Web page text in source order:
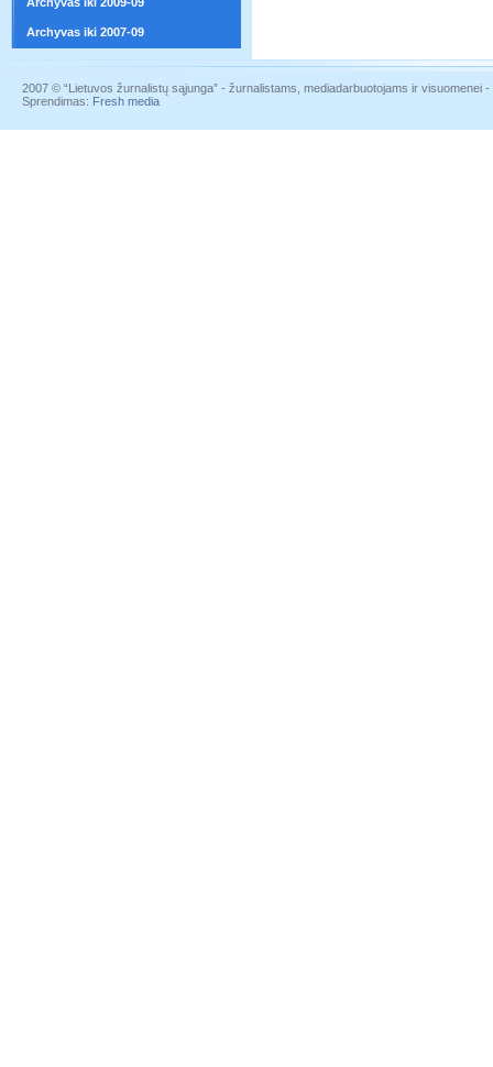
Archyvas iki 2007-09
2007 © “Lietuvos žurnalistų sąjunga” - žurnalistams, mediadarbuotojams ir visuomenei
Sprendimas: Fresh media